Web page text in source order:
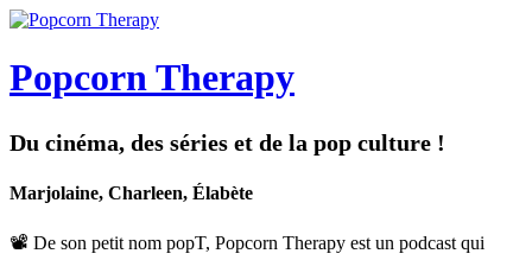
Popcorn Therapy
Du cinéma, des séries et de la pop culture !
Marjolaine, Charleen, Élabète
📽 De son petit nom popT, Popcorn Therapy est un podcast qui